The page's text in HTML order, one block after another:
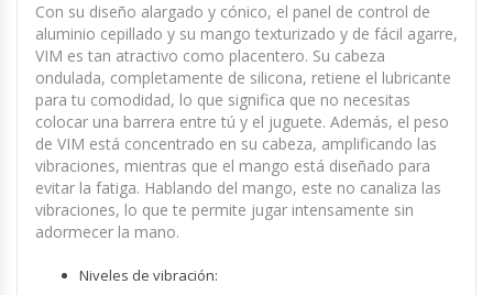
Con su diseño alargado y cónico, el panel de control de
aluminio cepillado y su mango texturizado y de fácil agarre,
VIM es tan atractivo como placentero. Su cabeza
ondulada, completamente de silicona, retiene el lubricante
para tu comodidad, lo que significa que no necesitas
colocar una barrera entre tú y el juguete. Además, el peso
de VIM está concentrado en su cabeza, amplificando las
vibraciones, mientras que el mango está diseñado para
evitar la fatiga. Hablando del mango, este no canaliza las
vibraciones, lo que te permite jugar intensamente sin
adormecer la mano.
Niveles de vibración: